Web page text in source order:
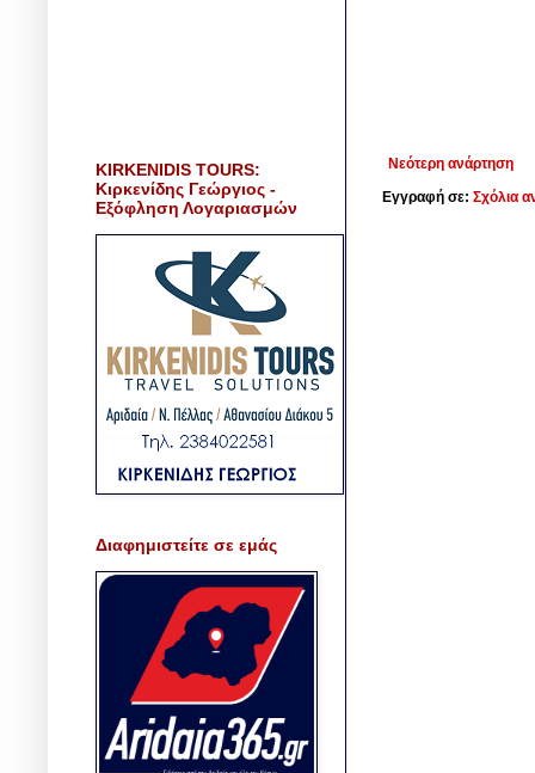
Νεότερη ανάρτηση
Εγγραφή σε: Σχόλια
KIRKENIDIS TOURS:
Κιρκενίδης Γεώργιος -
Εξόφληση Λογαριασμών
Διαφημιστείτε σε εμάς